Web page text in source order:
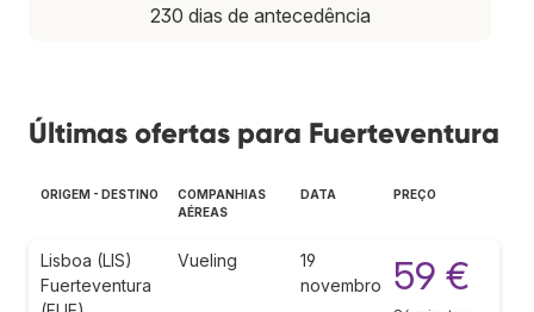
230 dias de antecedência
Últimas ofertas para Fuerteventura
ORIGEM - DESTINO
COMPANHIAS
AÉREAS
DATA PREÇO
Lisboa (LIS)
Fuerteventura
Vueling
19
novembro
59 €